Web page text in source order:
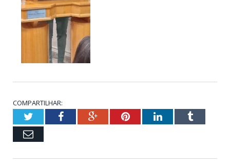
COMPARTILHAR:
TwitterFacebookGoogle+PinterestLinkedInTumblr
Email